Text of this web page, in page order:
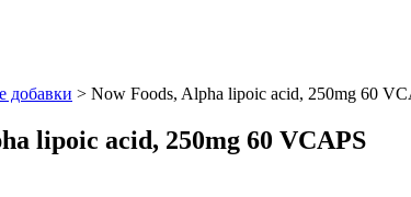
добавки > Now Foods, Alpha lipoic acid, 250mg 60
lipoic acid, 250mg 60 VCAPS